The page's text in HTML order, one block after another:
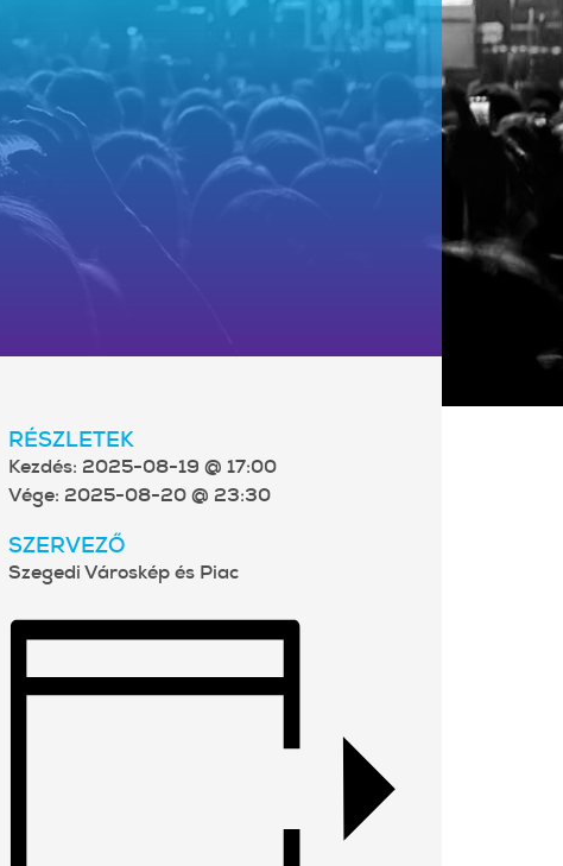
RÉSZLETEK
Kezdés: 2025-08-19 @ 17:00
Vége: 2025-08-20 @ 23:30
SZERVEZŐ
Szegedi Városkép és Piac